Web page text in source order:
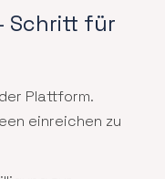
Schritt für
Plattform.
einreichen zu